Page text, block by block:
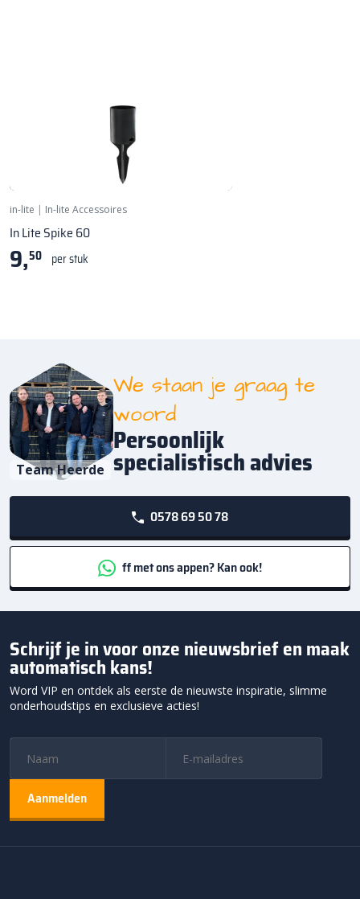
in-lite | In-lite Accessoires
In Lite Spike 60
9,50 per stuk
Team Heerde
We staan je graag te
woord
Persoonlijk
specialistisch advies
0578 69 50 78
ff met ons appen? Kan ook!
Schrijf je in voor onze nieuwsbrief en maak
automatisch kans!
Word VIP en ontdek als eerste de nieuwste inspiratie, slimme
onderhoudstips en exclusieve acties!